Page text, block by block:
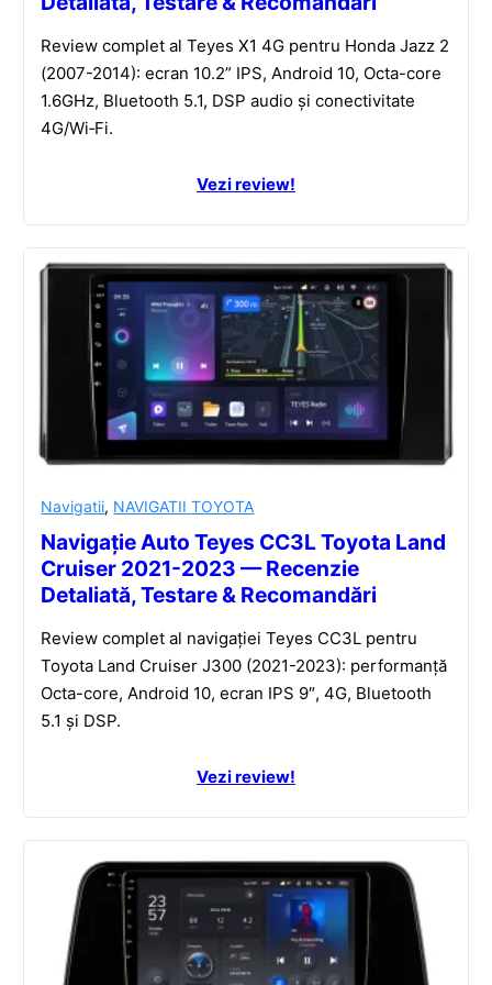
Review complet al Teyes X1 4G pentru Honda Jazz 2
(2007-2014): ecran 10.2” IPS, Android 10, Octa-core
1.6GHz, Bluetooth 5.1, DSP audio și conectivitate
4G/Wi‑Fi.
Vezi review!
Navigatii, NAVIGATII TOYOTA
Navigație Auto Teyes CC3L Toyota Land
Cruiser 2021-2023 — Recenzie
Detaliată, Testare & Recomandări
Review complet al navigației Teyes CC3L pentru
Toyota Land Cruiser J300 (2021-2023): performanță
Octa-core, Android 10, ecran IPS 9″, 4G, Bluetooth
5.1 și DSP.
Vezi review!